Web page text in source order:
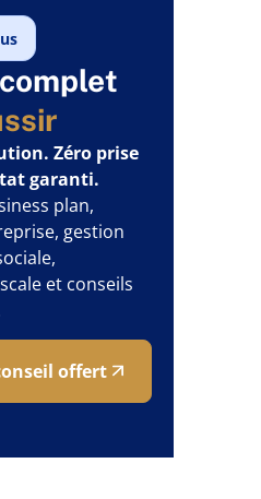
Zéro prise
garanti.
plan,
gestion
et conseils
offert